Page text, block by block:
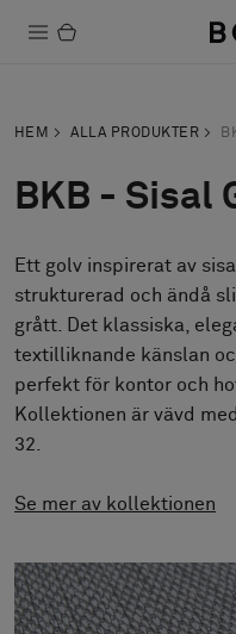
Hållbarhet
Installation
Underhåll
Designsamarbeten
FAQ
Kontakta oss
Pattern Tile Tool
HEM ALLA PRODUKTER
BKB - Sisal
Ett golv inspirerat av
strukturerad och ändå
grått. Det klassiska,
textilliknande känslan
perfekt för kontor och
Kollektionen är vävd
32.
Se mer av kollektionen